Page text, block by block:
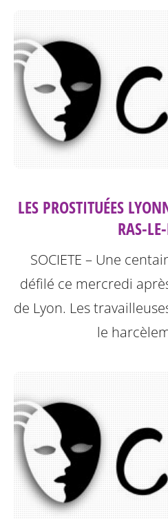
LES PROSTITUÉES
RAS-
SOCIETE – Une
défilé ce mercredi
de Lyon. Les
le